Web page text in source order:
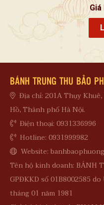
Giá
BÁNH TRUNG THU BẢO
Địa chỉ: 201A Thụy
Hồ, Thành phố Hà Nội.
Điện thoại: 0931336996
Hotline: 0931999982
Website:
Tên hộ kinh doanh: BÁNH
GPĐKKD số 01B8002585
tháng 01 năm 1981